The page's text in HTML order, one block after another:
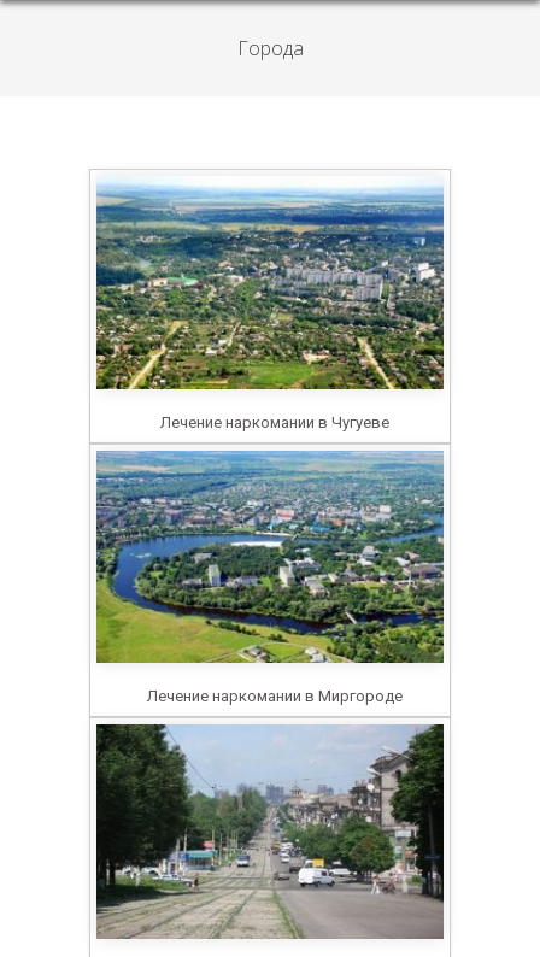
Города
Лечение наркомании в Чугуеве
Лечение наркомании в Миргороде